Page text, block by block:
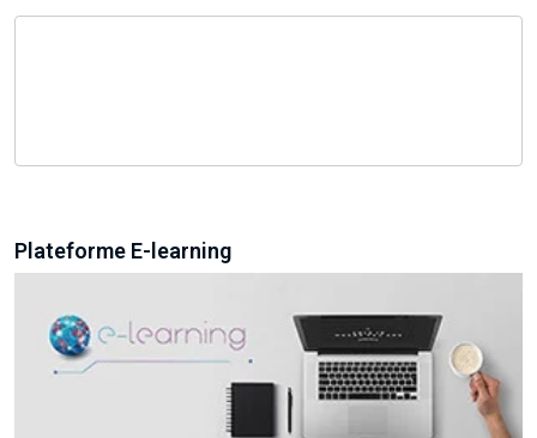
Plateforme E-learning